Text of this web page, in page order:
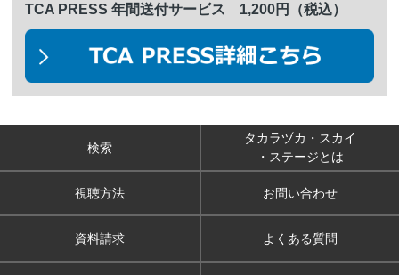
TCA PRESS 年間送付サービス 1,200円（税込）
検索
タカラヅカ・スカイ
・ステージとは
視聴方法 お問い合わせ
資料請求 よくある質問